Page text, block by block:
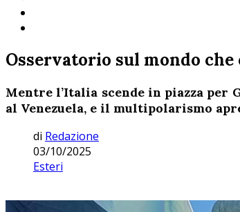
Osservatorio sul mondo
Mentre l’Italia scende in piazza per
al Venezuela, e il multipolarismo
di Redazione
03/10/2025
Esteri